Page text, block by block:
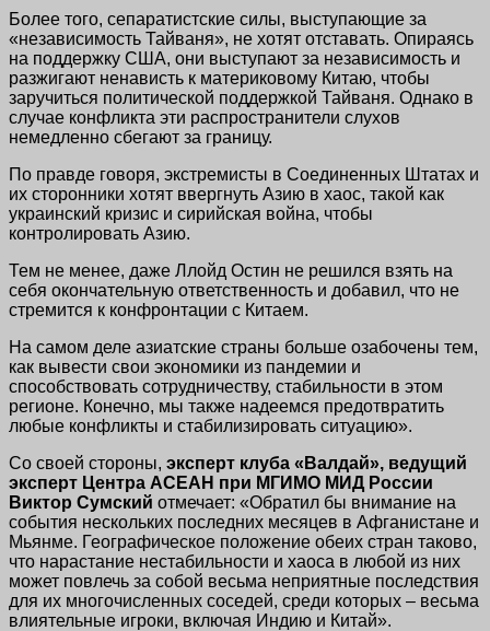
Более того, сепаратистские силы, выступающие за
«независимость Тайваня», не хотят отставать. Опираясь
на поддержку США, они выступают за независимость и
разжигают ненависть к материковому Китаю, чтобы
заручиться политической поддержкой Тайваня. Однако в
случае конфликта эти распространители слухов
немедленно сбегают за границу.
По правде говоря, экстремисты в Соединенных Штатах и
​​их сторонники хотят ввергнуть Азию в хаос, такой как
украинский кризис и сирийская война, чтобы
контролировать Азию.
Тем не менее, даже Ллойд Остин не решился взять на
себя окончательную ответственность и добавил, что не
стремится к конфронтации с Китаем.
На самом деле азиатские страны больше озабочены тем,
как вывести свои экономики из пандемии и
способствовать сотрудничеству, стабильности в этом
регионе. Конечно, мы также надеемся предотвратить
любые конфликты и стабилизировать ситуацию».
Со своей стороны, эксперт клуба «Валдай», ведущий
эксперт Центра АСЕАН при МГИМО МИД России
Виктор Сумский отмечает: «Обратил бы внимание на
события нескольких последних месяцев в Афганистане и
Мьянме. Географическое положение обеих стран таково,
что нарастание нестабильности и хаоса в любой из них
может повлечь за собой весьма неприятные последствия
для их многочисленных соседей, среди которых – весьма
влиятельные игроки, включая Индию и Китай».